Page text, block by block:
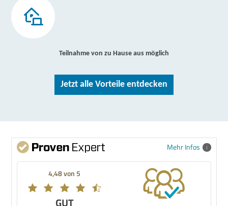
Teilnahme von zu Hause aus möglich
Jetzt alle Vorteile entdecken
Mehr Infos
4,48 von 5
GUT